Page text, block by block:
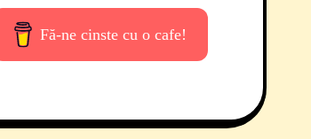
Fă-ne cinste cu o cafe!